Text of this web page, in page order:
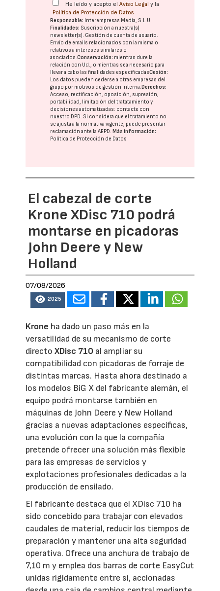
He leído y acepto elAviso Legal y la
Política de Protección de Datos
Responsable: Interempresas Media, S.L.U.
Finalidades: Suscripción a nuestra(s)
newsletter(s). Gestión de cuenta de usuario.
Envío de emails relacionados con la misma o
relativos a intereses similares o
asociados.Conservación: mientras dure la
relación con Ud., o mientras sea necesario para
llevar a cabo las finalidades especificadasCesión:
Los datos pueden cederse a otras empresas del
grupo por motivos de gestión interna. Derechos:
Acceso, rectificación, oposición, supresión,
portabilidad, limitación del tratatamiento y
decisiones automatizadas: contacte con
nuestro DPD. Si considera que el tratamiento no
se ajusta a la normativa vigente, puede presentar
reclamación ante laAEPD. Más información:
Política de Protección de Datos
El cabezal de corte
Krone XDisc 710 podrá
montarse en picadoras
John Deere y New
Holland
07/08/2026
2025
Krone ha dado un paso más en la
versatilidad de su mecanismo de corte
directoXDisc 710 al ampliar su
compatibilidad con picadoras de forraje de
distintas marcas. Hasta ahora destinado a
los modelos BiG X del fabricante alemán, el
equipo podrá montarse también en
máquinas de John Deere y New Holland
gracias a nuevas adaptaciones específicas,
una evolución con la que la compañía
pretende ofrecer una solución más flexible
para las empresas de servicios y
explotaciones profesionales dedicadas a la
producción de ensilado.
El fabricante destaca que el XDisc 710 ha
sido concebido para trabajar con elevados
caudales de material, reducir los tiempos de
preparación y mantener una alta seguridad
operativa. Ofrece una anchura de trabajo de
7,10 m y emplea dos barras de corte EasyCut
unidas rígidamente entre sí, accionadas